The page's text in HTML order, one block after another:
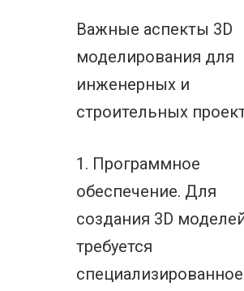
Важные аспекты 3D
моделирования для
инженерных и
строительных
1. Программное
обеспечение. Для
создания 3D
требуется
специализированное